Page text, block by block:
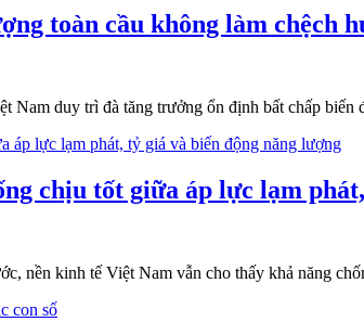
toàn cầu không làm chệch
Nam duy trì đà tăng trưởng ổn định bất chấp biến
chịu tốt giữa áp lực lạm
nền kinh tế Việt Nam vẫn cho thấy khả năng